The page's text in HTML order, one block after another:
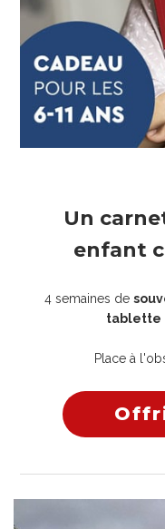
Un
enfant
4 semaines de
tablette
Place à